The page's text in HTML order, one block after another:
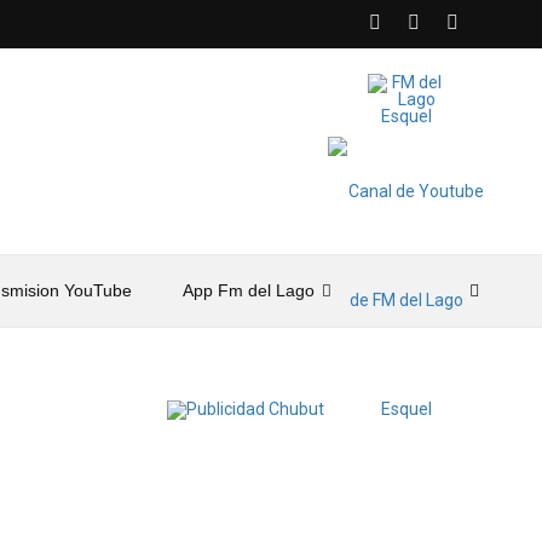
YouTube App Fm del Lago